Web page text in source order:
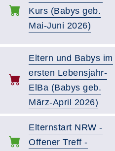
Kurs (Babys geb.
Mai-Juni 2026)
Eltern und Babys im
ersten Lebensjahr-
ElBa (Babys geb.
März-April 2026)
Elternstart NRW -
Offener Treff -